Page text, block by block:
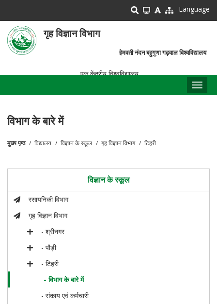
main
content
Language
गृह विज्ञान विभाग
हेमवती नंदन बहुगुणा गढ़वाल विश्वविद्यालय
एक केंद्रीय विश्वविद्यालय
विभाग के बारे में
मुख्य पृष्ठ विद्यालय विज्ञान के स्कूल गृह विज्ञान विभाग टिहरी
विज्ञान के स्कूल
रसायनिकी विभाग
गृह विज्ञान विभाग
- श्रीनगर
- पौड़ी
- टिहरी
- विभाग के बारे में
- संकाय एवं कर्मचारी